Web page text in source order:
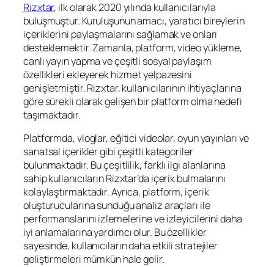
Rizxtar, ilk olarak 2020 yılında kullanıcılarıyla
buluşmuştur. Kuruluşunun amacı, yaratıcı bireylerin
içeriklerini paylaşmalarını sağlamak ve onları
desteklemektir. Zamanla, platform, video yükleme,
canlı yayın yapma ve çeşitli sosyal paylaşım
özellikleri ekleyerek hizmet yelpazesini
genişletmiştir. Rizxtar, kullanıcılarının ihtiyaçlarına
göre sürekli olarak gelişen bir platform olma hedefi
taşımaktadır.
Platformda, vloglar, eğitici videolar, oyun yayınları ve
sanatsal içerikler gibi çeşitli kategoriler
bulunmaktadır. Bu çeşitlilik, farklı ilgi alanlarına
sahip kullanıcıların Rizxtar’da içerik bulmalarını
kolaylaştırmaktadır. Ayrıca, platform, içerik
oluşturucularına sunduğu analiz araçları ile
performanslarını izlemelerine ve izleyicilerini daha
iyi anlamalarına yardımcı olur. Bu özellikler
sayesinde, kullanıcıların daha etkili stratejiler
geliştirmeleri mümkün hale gelir.